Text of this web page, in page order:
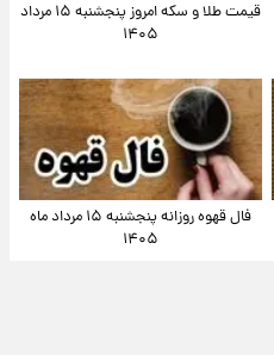
قیمت طلا و سکه امروز پنجشنبه ۱۵ مرداد
۱۴۰۵
فال قهوه روزانه پنجشنبه ۱۵ مرداد ماه
۱۴۰۵